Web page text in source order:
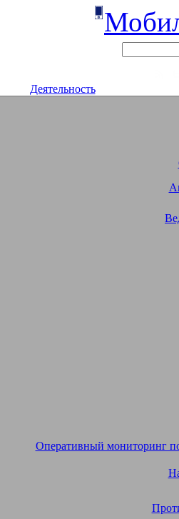
Деятельность
Оперативный мониторинг